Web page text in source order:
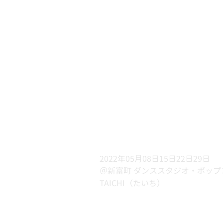
2022年05月08日15日22日29日
＠新富町 ダンススタジオ・ポッ
TAICHI（たいち）